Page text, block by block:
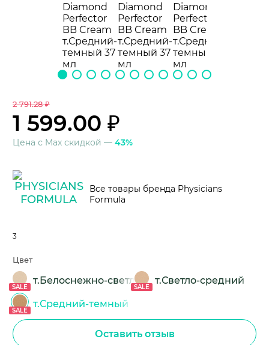
2 791.28 ₽
1 599.00 ₽
Цена с Max скидкой — 43%
Все товары бренда Physicians
Formula
3
Цвет
SALE
т.Белоснежно-светлый
SALE
т.Светло-средний
SALE
т.Средний-темный
Оставить отзыв